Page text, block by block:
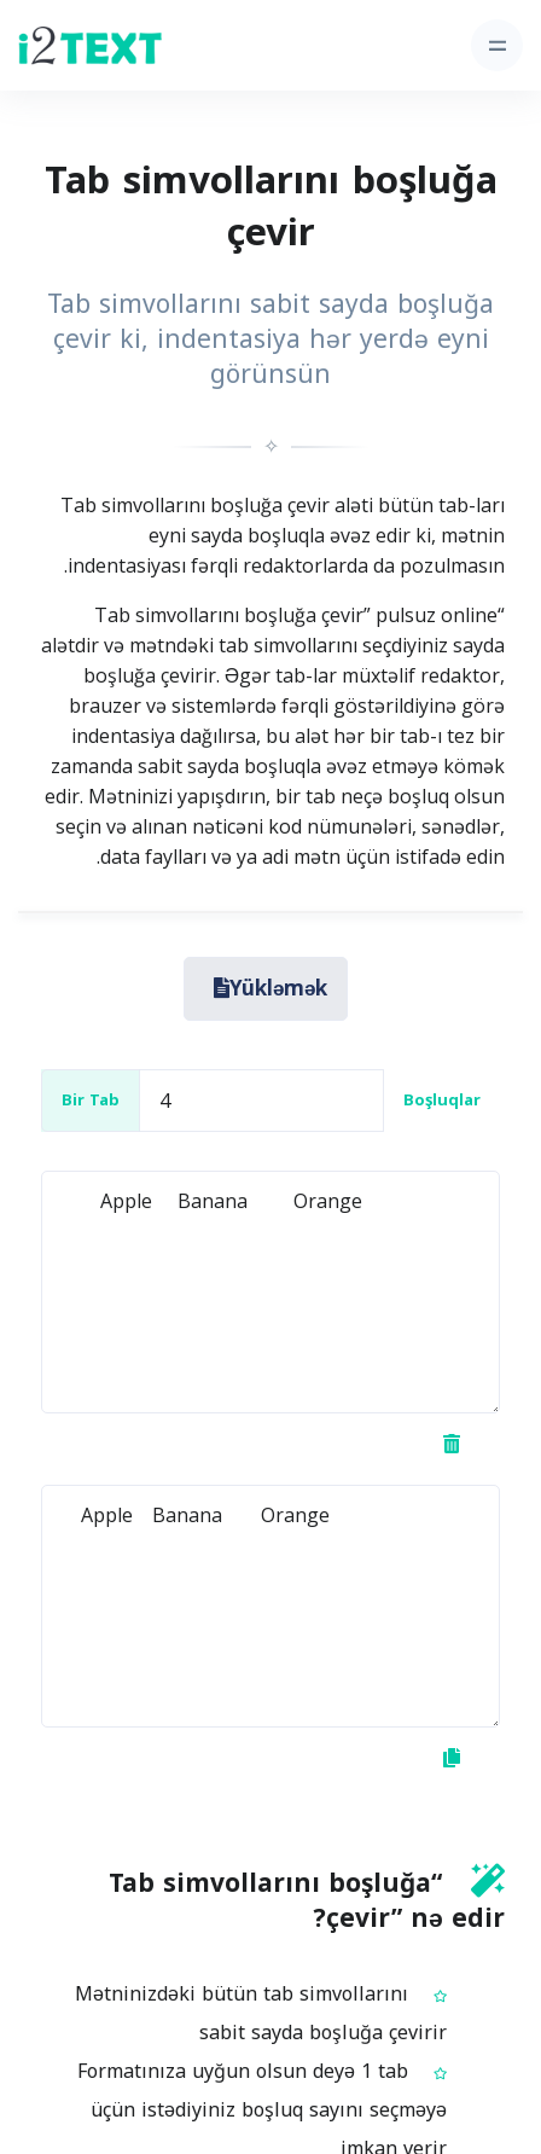
Tab simvollarını boşluğa
çevir
Tab simvollarını sabit sayda boşluğa
çevir ki, indentasiya hər yerdə eyni
görünsün
✧
Tab simvollarını boşluğa çevir aləti bütün tab-ları
eyni sayda boşluqla əvəz edir ki, mətnin
indentasiyası fərqli redaktorlarda da pozulmasın.
“Tab simvollarını boşluğa çevir” pulsuz online
alətdir və mətndəki tab simvollarını seçdiyiniz sayda
boşluğa çevirir. Əgər tab-lar müxtəlif redaktor,
brauzer və sistemlərdə fərqli göstərildiyinə görə
indentasiya dağılırsa, bu alət hər bir tab-ı tez bir
zamanda sabit sayda boşluqla əvəz etməyə kömək
edir. Mətninizi yapışdırın, bir tab neçə boşluq olsun
seçin və alınan nəticəni kod nümunələri, sənədlər,
data faylları və ya adi mətn üçün istifadə edin.
Yükləmək
Bir Tab Boşluqlar
“Tab simvollarını boşluğa
çevir” nə edir?
Mətninizdəki bütün tab simvollarını
sabit sayda boşluğa çevirir
Formatınıza uyğun olsun deyə 1 tab
üçün istədiyiniz boşluq sayını seçməyə